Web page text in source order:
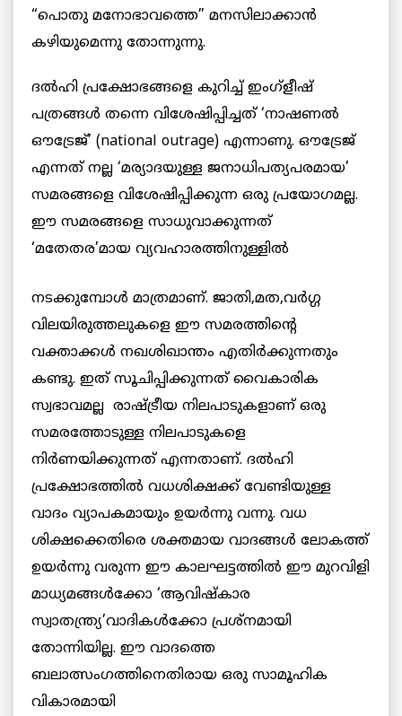
“പൊതു മനോഭാവത്തെ” മനസിലാക്കാന്‍
കഴിയുമെന്നു തോന്നുന്നു.
ദല്‍ഹി പ്രക്ഷോഭങ്ങളെ കുറിച്ച് ഇംഗ്ളീഷ്
പത്രങ്ങള്‍ തന്നെ വിശേഷിപ്പിച്ചത് ‘നാഷണല്‍
ഔട്രേജ്’ (national outrage) എന്നാണു. ഔട്രേജ്
എന്നത് നല്ല ‘മര്യാദയുള്ള ജനാധിപത്യപരമായ’
സമരങ്ങളെ വിശേഷിപ്പിക്കുന്ന ഒരു പ്രയോഗമല്ല.
ഈ സമരങ്ങളെ സാധുവാക്കുന്നത്
‘മതേതര’മായ വ്യവഹാരത്തിനുള്ളില്‍
നടക്കുമ്പോള്‍ മാത്രമാണ്. ജാതി,മത,വര്‍ഗ്ഗ
വിലയിരുത്തലുകളെ ഈ സമരത്തിന്റെ
വക്താക്കള്‍ നഖശിഖാന്തം എതിര്‍ക്കുന്നതും
കണ്ടു. ഇത് സൂചിപ്പിക്കുന്നത് വൈകാരിക
സ്വഭാവമല്ല രാഷ്ട്രീയ നിലപാടുകളാണ് ഒരു
സമരത്തോടുള്ള നിലപാടുകളെ
നിര്‍ണയിക്കുന്നത് എന്നതാണ്. ദല്‍ഹി
പ്രക്ഷോഭത്തില്‍ വധശിക്ഷക്ക് വേണ്ടിയുള്ള
വാദം വ്യാപകമായും ഉയര്‍ന്നു വന്നു. വധ
ശിക്ഷക്കെതിരെ ശക്തമായ വാദങ്ങള്‍ ലോകത്ത്
ഉയര്‍ന്നു വരുന്ന ഈ കാലഘട്ടത്തില്‍ ഈ മുറവിളി
മാധ്യമങ്ങള്‍ക്കോ ‘ആവിഷ്കാര
സ്വാതന്ത്ര്യ’വാദികള്‍ക്കോ പ്രശ്നമായി
തോന്നിയില്ല. ഈ വാദത്തെ
ബലാത്സംഗത്തിനെതിരായ ഒരു സാമൂഹിക
വികാരമായി